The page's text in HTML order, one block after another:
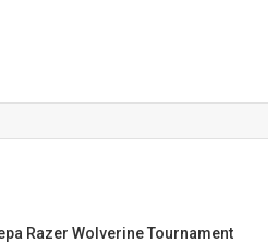
Razer Wolverine Tournament